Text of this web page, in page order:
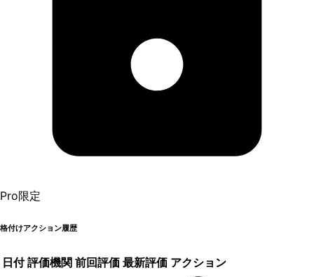
Pro限定
格付けアクション履歴
日付 評価機関 前回評価 最新評価 アクション